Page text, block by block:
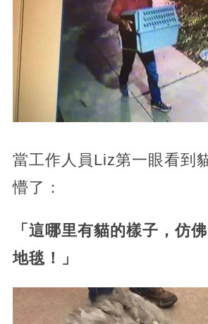
當工作人員Liz第一眼看到
懵了：
「這哪里有貓的樣子，仿
地毯！」